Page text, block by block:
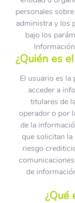
personales
administra y los
bajo los
¿Quién es
El usuario es la
acceder a
titulares de
operador o por
de la
que solicitan
riesgo
de
¿Qué